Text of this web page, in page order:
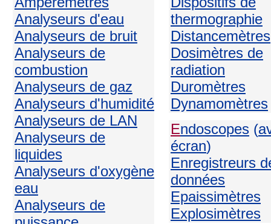
Analyseurs d'eau
Analyseurs de bruit
Analyseurs de
combustion
Analyseurs de gaz
Analyseurs d'humidité
Analyseurs de LAN
Analyseurs de
liquides
Analyseurs d'oxygène
eau
Analyseurs de
thermographie
Distancemètres
Dosimètres de
radiation
Duromètres
Dynamomètres
Endoscopes (
écran)
Enregistreurs
données
Epaissimètres
Explosimètres